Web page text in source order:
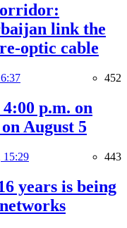
link the
optic cable
452
p.m. on
August 5
15:29 443
years is being